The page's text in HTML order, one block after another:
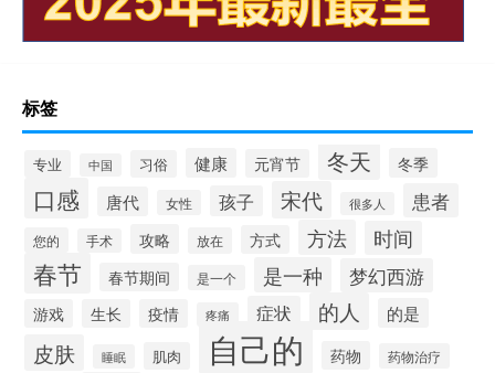
标签
专业 中国 习俗 健康 元宵节 冬天 冬季
口感 唐代 女性 孩子 宋代 很多人 患者
您的 手术 攻略 放在 方式 方法 时间
春节 春节期间 是一个 是一种 梦幻西游
游戏 生长 疫情 疼痛 症状 的人 的是
皮肤 睡眠 肌肉 自己的 药物 药物治疗